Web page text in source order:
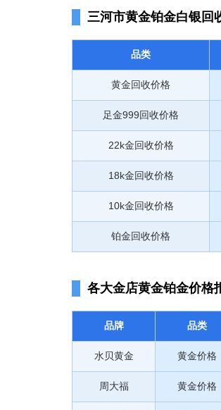
三河市黄金铂金白银回
品类
黄金回收价格
足金999回收价格
22k金回收价格
18k金回收价格
10k金回收价格
铂金回收价格
各大金店黄金铂金价格
品牌 品类
水贝黄金 黄金价格
周大福 黄金价格